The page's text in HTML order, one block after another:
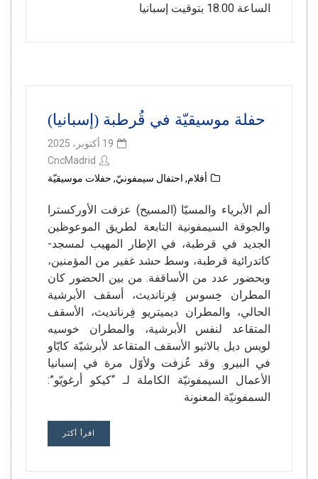
الساعة 18.00 بتوقيت إسبانيا
حفلة موسيقيّة في قُرطبة (إسبانيا)
19 أكتوبر، 2025
CncMadrid
أفلام, احتفال سيمفونيّ, حفلات موسيقيّة
ألم الأبرياء والمسيّا (المسيح) عزفت الأوركسترا
والجوقة السيمفونية التابعة لطريق الموعوظين
الجديد في قرطبة، في الإطار المهيب لمسجد-
كاتدرائية قرطبة، وسط حشد غفير من المؤمنين،
وبحضور عدد من الأساقفة. من بين الحضور كان
المطران خِسوس فِرنانديث، أسقف الأبرشية
الحالي، والمطران ديميتريو فِرنانديث، الأسقف
المتقاعد لنفس الأبرشية، والمطران خوسيه
لويس ديل بالاثيو الأسقف المتقاعد لأبرشيّة كايّاو
في البيرو. وقد عُزفت ولأوّل مرة في إسبانيا
الأعمال السيمفونيّة الكاملة لـ “كيكو أرغويّو”:
السمفونيّة المعنونة
اقرأ أكثر